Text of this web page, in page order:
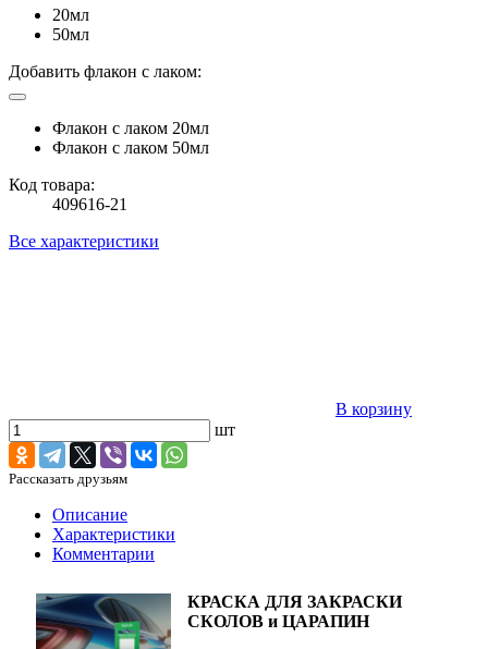
20мл
50мл
Добавить флакон с лаком:
Флакон с лаком 20мл
Флакон с лаком 50мл
Код товара:
409616-21
Все характеристики
В корзину
шт
Рассказать друзьям
Описание
Характеристики
Комментарии
КРАСКА ДЛЯ ЗАКРАСКИ
СКОЛОВ и ЦАРАПИН